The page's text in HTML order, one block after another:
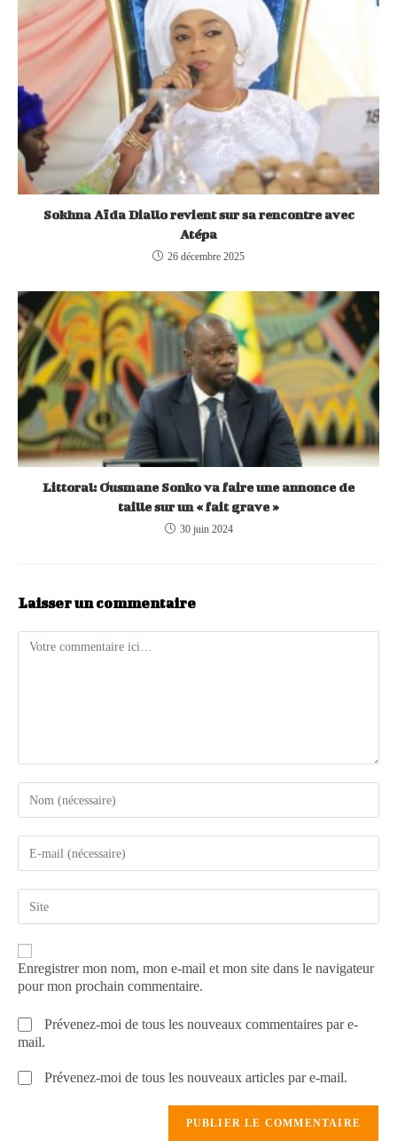
Sokhna Aïda Diallo revient sur sa rencontre avec
Atépa
26 décembre 2025
Littoral: Ousmane Sonko va faire une annonce de
taille sur un « fait grave »
30 juin 2024
Laisser un commentaire
Enregistrer mon nom, mon e-mail et mon site dans le navigateur
pour mon prochain commentaire.
Prévenez-moi de tous les nouveaux commentaires par e-
mail.
Prévenez-moi de tous les nouveaux articles par e-mail.